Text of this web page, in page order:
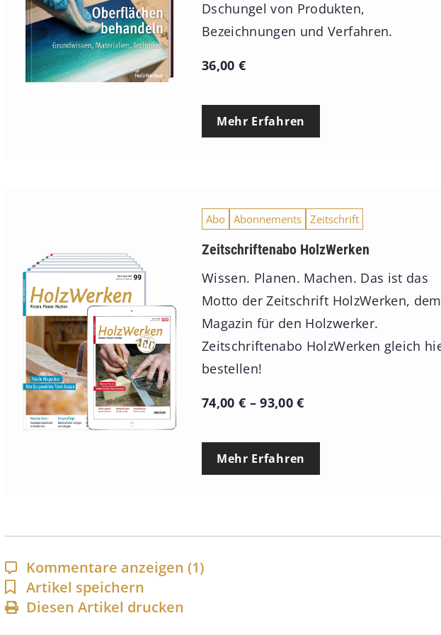
Dschungel von Produkten,
Bezeichnungen und Verfahren.
36,00 €
Mehr Erfahren
Abo Abonnements Zeitschrift
Zeitschriftenabo HolzWerken
Wissen. Planen. Machen. Das ist das
Motto der Zeitschrift HolzWerken, dem
Magazin für den Holzwerker.
Zeitschriftenabo HolzWerken gleich
bestellen!
74,00 € –93,00€P
e
p
Mehr Erfahren
Kommentare anzeigen (1)
Artikel speichern
Diesen Artikel drucken